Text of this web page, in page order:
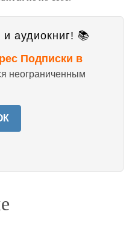
аудиокниг! 📚
Подписки в
неограниченным